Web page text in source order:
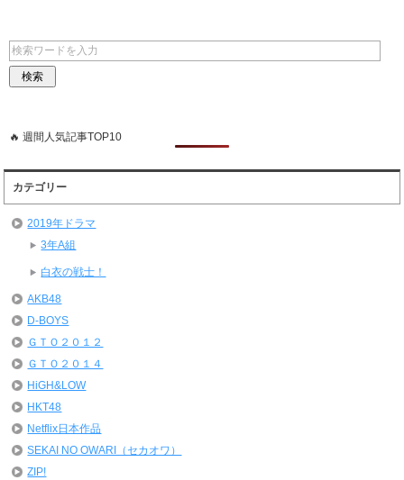
🔥 週間人気記事TOP10
カテゴリー
2019年ドラマ
3年A組
白衣の戦士！
AKB48
D-BOYS
ＧＴＯ２０１２
ＧＴＯ２０１４
HiGH&LOW
HKT48
Netflix日本作品
SEKAI NO OWARI（セカオワ）
ZIP!